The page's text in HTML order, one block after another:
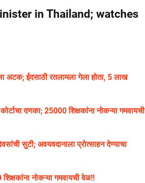
in Thailand; watches
अटक; ईदसाठी रतलामला गेला होता, 5 लाख
दणका; 25000 शिक्षकांना नोकऱ्या गमवायची
सुटी; अवयवदानाला प्रोत्साहन देण्याचा
नोकऱ्या गमवायची वेळ!!